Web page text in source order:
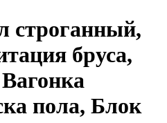
строганный,
бруса,
пола, Блок